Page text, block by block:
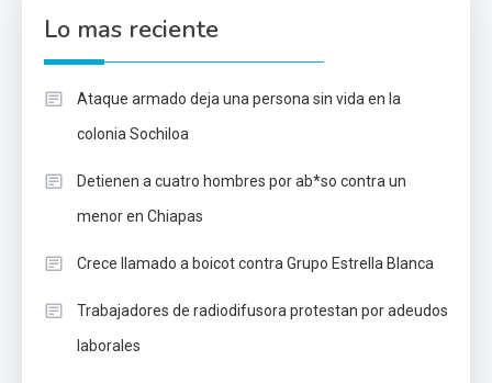
Lo mas reciente
Ataque armado deja una persona sin vida en la
colonia Sochiloa
Detienen a cuatro hombres por ab*so contra un
menor en Chiapas
Crece llamado a boicot contra Grupo Estrella Blanca
Trabajadores de radiodifusora protestan por adeudos
laborales